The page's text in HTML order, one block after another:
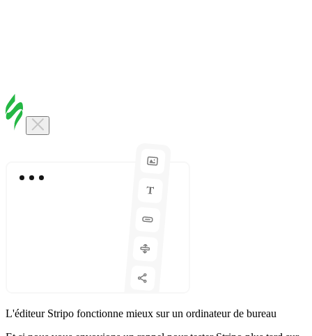
L'éditeur Stripo fonctionne mieux sur un ordinateur de bureau